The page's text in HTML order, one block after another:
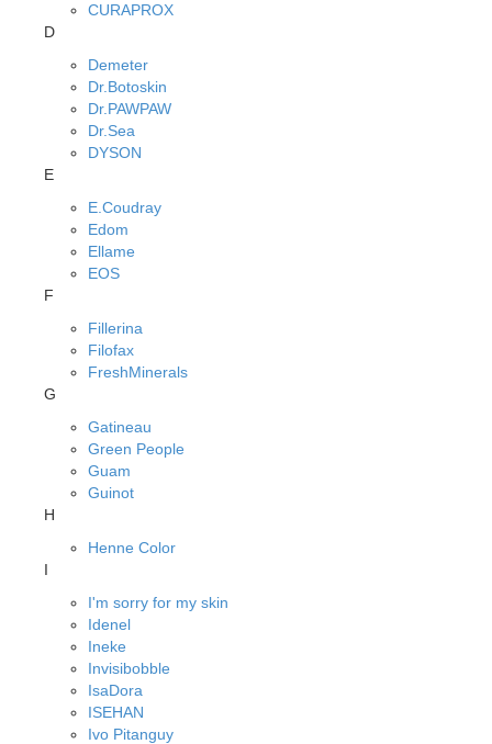
CURAPROX
D
Demeter
Dr.Botoskin
Dr.PAWPAW
Dr.Sea
DYSON
E
E.Coudray
Edom
Ellame
EOS
F
Fillerina
Filofax
FreshMinerals
G
Gatineau
Green People
Guam
Guinot
H
Henne Color
I
I'm sorry for my skin
Idenel
Ineke
Invisibobble
IsaDora
ISEHAN
Ivo Pitanguy